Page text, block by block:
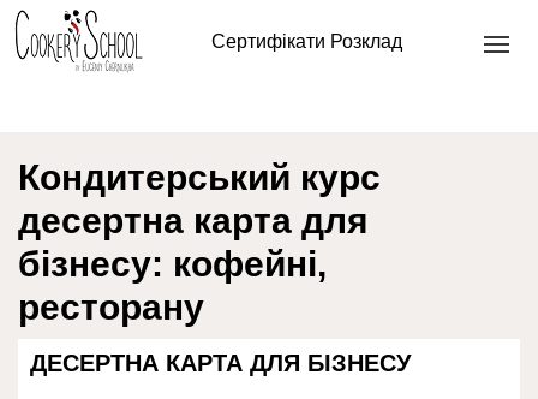
Сертифікати Розклад
Головна/Кондитерські курси/ ДЕСЕРТНА КАРТА ДЛЯ
БІЗНЕСУ
Кондитерський курс
десертна карта для
бізнесу: кофейні,
ресторану
ДЕСЕРТНА КАРТА ДЛЯ БІЗНЕСУ